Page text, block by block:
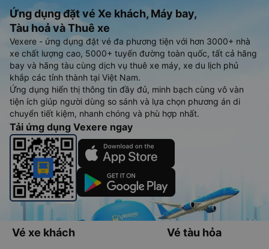
Ứng dụng đặt vé Xe khách, Máy bay,
Tàu hoả và Thuê xe
Vexere - ứng dụng đặt vé đa phương tiện với hơn 3000+ nhà
xe chất lượng cao, 5000+ tuyến đường toàn quốc, tất cả hãng
bay và hãng tàu cùng dịch vụ thuê xe máy, xe du lịch phủ
khắp các tỉnh thành tại Việt Nam.
Ứng dụng hiển thị thông tin đầy đủ, minh bạch cùng vô vàn
tiện ích giúp người dùng so sánh và lựa chọn phương án di
chuyển tiết kiệm, nhanh chóng và phù hợp nhất.
Tải ứng dụng Vexere ngay
Vé xe khách Vé tàu hỏa